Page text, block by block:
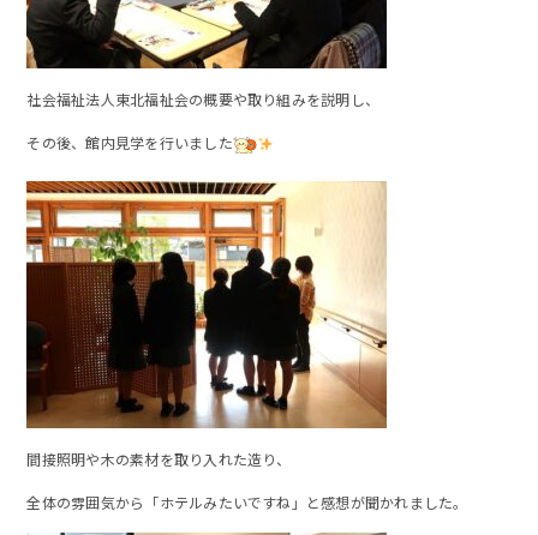
社会福祉法人東北福祉会の概要や取り組みを説明し、
その後、館内見学を行いました
間接照明や木の素材を取り入れた造り、
全体の雰囲気から「ホテルみたいですね」と感想が聞かれました。